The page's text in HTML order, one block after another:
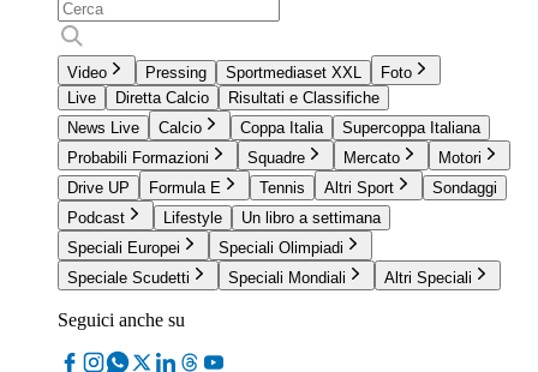
Video Pressing Sportmediaset XXL
Foto
Live
Diretta Calcio
Risultati e Classifiche
News Live
Calcio Coppa Italia
Supercoppa Italiana
Probabili Formazioni
Squadre Mercato
Motori
Drive UP
Formula E Tennis Altri Sport
Sondaggi
Podcast
Lifestyle
Un libro a settimana
Speciali Europei
Speciali Olimpiadi
Speciale Scudetti
Speciali Mondiali Altri Speciali
Seguici anche su